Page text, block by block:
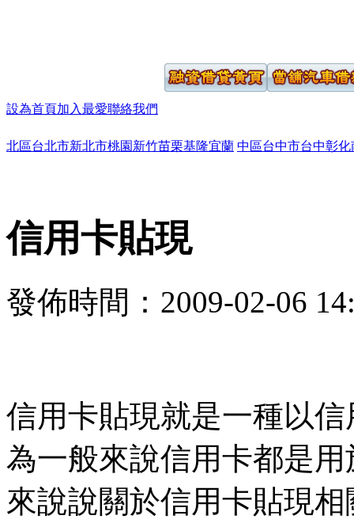
設為首頁加入最愛聯絡我們
北區台北市新北市桃園 新竹苗栗基隆宜蘭 中區台中市台中彰化
信用卡貼現
發佈時間：2009-02-06
信用卡貼現就是一種以
為一般來說信用卡都是
來說說關於信用卡貼現